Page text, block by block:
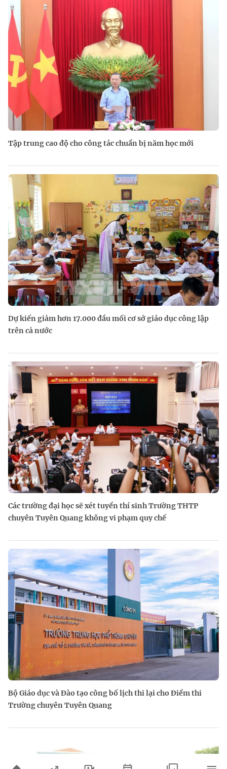
Tập trung cao độ cho công tác chuẩn bị năm học mới
Dự kiến giảm hơn 17.000 đầu mối cơ sở giáo dục công lập
trên cả nước
Các trường đại học sẽ xét tuyển thí sinh Trường THTP
chuyên Tuyên Quang không vi phạm quy chế
Bộ Giáo dục và Đào tạo công bố lịch thi lại cho Điểm thi
Trường chuyên Tuyên Quang